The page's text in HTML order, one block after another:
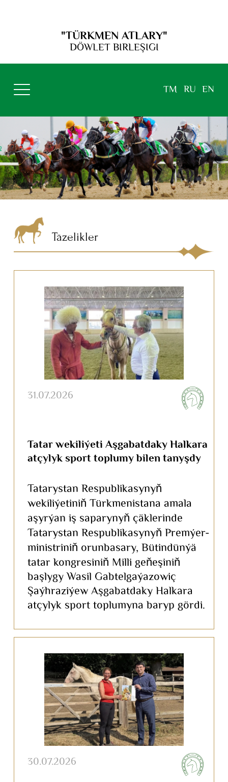
"TÜRKMEN ATLARY"
DÖWLET BIRLEŞIGI
TM RU EN
Täzelikler
31.07.2026
Tatar wekiliýeti Aşgabatdaky Halkara
atçylyk sport toplumy bilen tanyşdy
Tatarystan Respublikasynyň
wekiliýetiniň Türkmenistana amala
aşyrýan iş saparynyň çäklerinde
Tatarystan Respublikasynyň Premýer-
ministriniň orunbasary, Bütindünýä
tatar kongresiniň Milli geňeşiniň
başlygy Wasil Gabtelgaýazowiç
Şaýhraziýew Aşgabatdaky Halkara
atçylyk sport toplumyna baryp gördi.
30.07.2026